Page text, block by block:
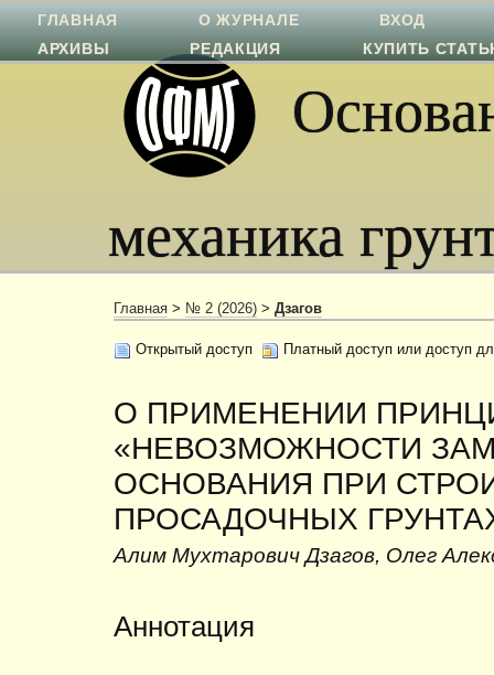
механика
ГЛАВНАЯ О ЖУРНАЛЕ
ВХОД
АРХИВЫ
РЕДАКЦИЯ КУПИТЬ
Главная > № 2 (2026) > Дзагов
Открытый доступ Платный доступ или доступ
О ПРИМЕНЕНИИ
«НЕВОЗМОЖНОСТИ
ОСНОВАНИЯ ПРИ
ПРОСАДОЧНЫХ
Алим Мухтарович Дзагов, Олег
Аннотация